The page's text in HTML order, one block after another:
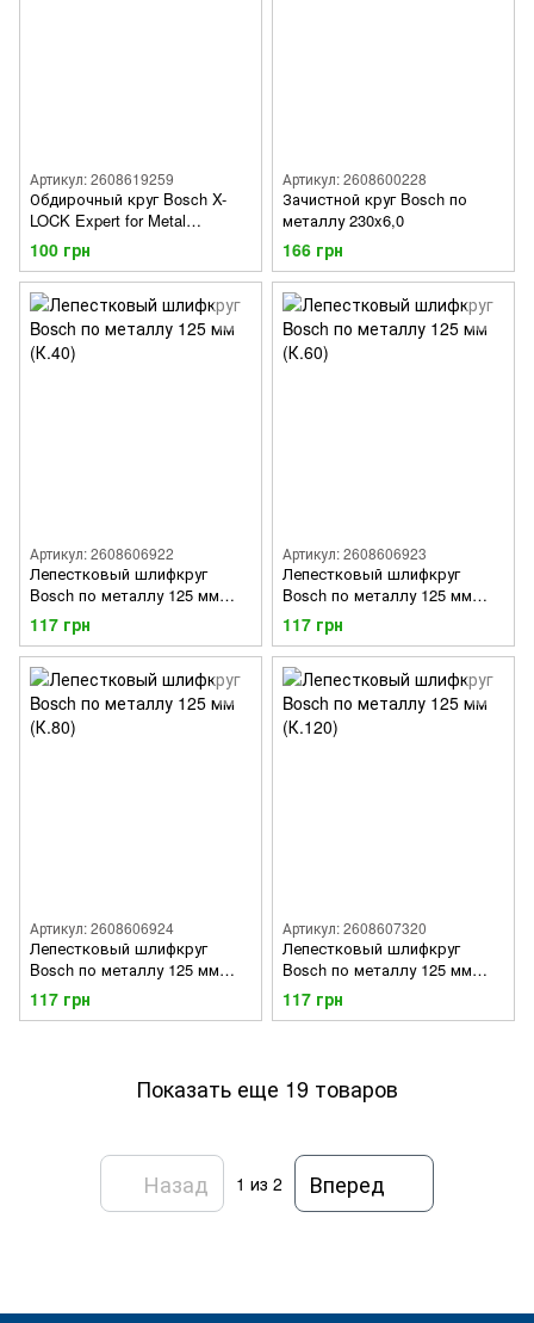
Артикул: 2608619259
Обдирочный круг Bosch X-
LOCK Expert for Metal
125x6x22,23 мм
100 грн
Артикул: 2608600228
Зачистной круг Bosch по
металлу 230x6,0
166 грн
Артикул: 2608606922
Лепестковый шлифкруг
Bosch по металлу 125 мм
(К.40)
117 грн
Артикул: 2608606923
Лепестковый шлифкруг
Bosch по металлу 125 мм
(К.60)
117 грн
Артикул: 2608606924
Лепестковый шлифкруг
Bosch по металлу 125 мм
(К.80)
117 грн
Артикул: 2608607320
Лепестковый шлифкруг
Bosch по металлу 125 мм
(К.120)
117 грн
Показать еще 19 товаров
Назад 1 из 2 Вперед